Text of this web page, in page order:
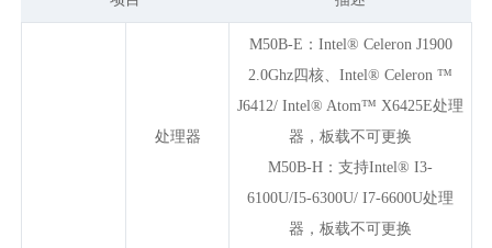
处理器
M50B-E：Intel® Celeron J1900
2.0Ghz四核、Intel® Celeron ™
J6412/ Intel® Atom™ X6425E处理
器，板载不可更换
M50B-H：支持Intel® I3-
6100U/I5-6300U/ I7-6600U处理
器，板载不可更换